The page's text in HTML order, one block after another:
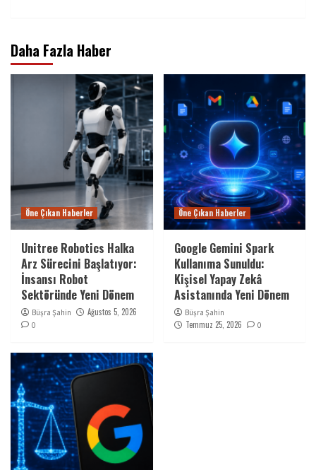
Daha Fazla Haber
Öne Çıkan Haberler
Unitree Robotics Halka
Arz Sürecini Başlatıyor:
İnsansı Robot
Sektöründe Yeni Dönem
Büşra Şahin Ağustos 5, 2026
0
Öne Çıkan Haberler
Google Gemini Spark
Kullanıma Sunuldu:
Kişisel Yapay Zekâ
Asistanında Yeni Dönem
Büşra Şahin
Temmuz 25, 2026 0